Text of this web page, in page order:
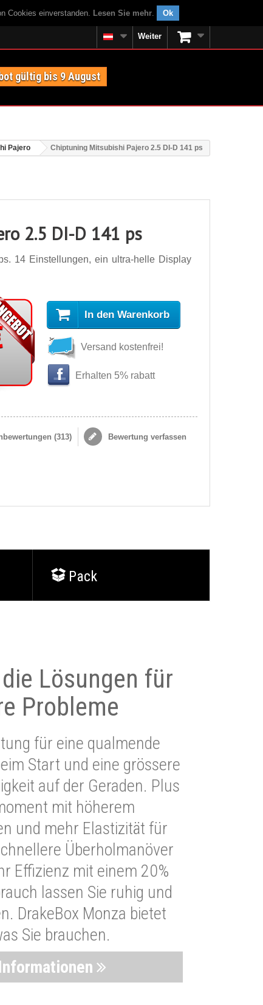
Cookies einverstanden. Lesen Sie mehr. Ok
Weiter
gültig bis 9 August
Pajero Chiptuning Mitsubishi Pajero 2.5 DI-D 141 ps
2.5 DI-D 141 ps
14 Einstellungen, ein ultra-helle Display
In den Warenkorb
Versand kostenfrei!
Erhalten 5% rabatt
(313) Bewertung verfassen
Pack
Lösungen für
Probleme
für eine qualmende
Start und eine grössere
auf der Geraden. Plus
mit höherem
und mehr Elastizität für
Überholmanöver
Effizienz mit einem 20%
lassen Sie ruhig und
DrakeBox Monza bietet
Sie brauchen.